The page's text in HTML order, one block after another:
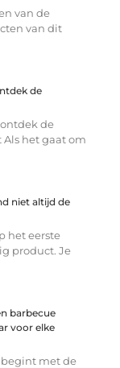
van de
van dit
de
de
het gaat om
niet altijd de
het eerste
product. Je
barbecue
voor elke
begint met de